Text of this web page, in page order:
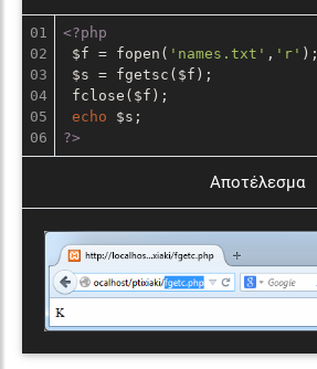
01
02
03
04
05
<?php
$f = fopen( 'names.txt' , 'r' );
$s = fgetsc($f);
fclose($f);
echo
?>
Αποτέλεσμα